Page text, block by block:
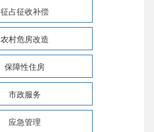
征占征收补偿
农村危房改造
保障性住房
市政服务
应急管理